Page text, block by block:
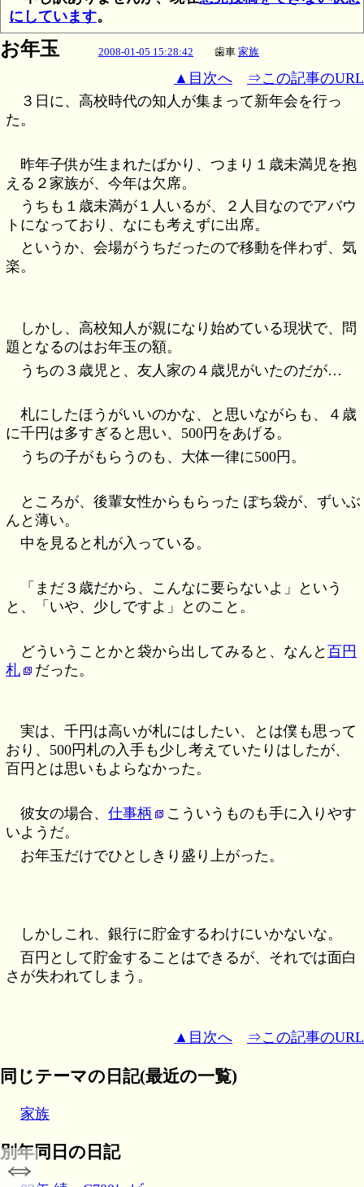
にしています。
お年玉 2008-01-05 15:28:42 歯車 家族
▲目次へ
⇒この記事のURL
３日に、高校時代の知人が集まって新年会を行っ
た。
昨年子供が生まれたばかり、つまり１歳未満児を抱
える２家族が、今年は欠席。
うちも１歳未満が１人いるが、２人目なのでアバウ
トになっており、なにも考えずに出席。
というか、会場がうちだったので移動を伴わず、気
楽。
しかし、高校知人が親になり始めている現状で、問
題となるのはお年玉の額。
うちの３歳児と、友人家の４歳児がいたのだが…
札にしたほうがいいのかな、と思いながらも、４歳
に千円は多すぎると思い、500円をあげる。
うちの子がもらうのも、大体一律に500円。
ところが、後輩女性からもらった ぽち袋が、ずいぶ
んと薄い。
中を見ると札が入っている。
「まだ３歳だから、こんなに要らないよ」という
と、「いや、少しですよ」とのこと。
どういうことかと袋から出してみると、なんと百円
札
だった。
実は、千円は高いが札にはしたい、とは僕も思って
おり、500円札の入手も少し考えていたりはしたが、
百円とは思いもよらなかった。
彼女の場合、仕事柄
こういうものも手に入りやす
いようだ。
お年玉だけでひとしきり盛り上がった。
しかしこれ、銀行に貯金するわけにいかないな。
百円として貯金することはできるが、それでは面白
さが失われてしまう。
▲目次へ ⇒この記事のURL
同じテーマの日記(最近の一覧)
家族
別年同日の日記
⇔